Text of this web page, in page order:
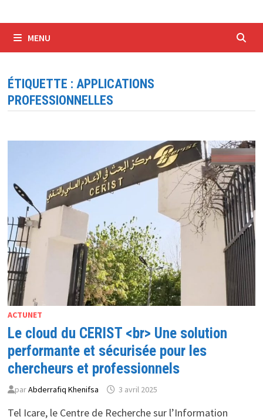
MENU
ÉTIQUETTE : APPLICATIONS
PROFESSIONNELLES
ACTUNET
Le cloud du CERIST <br> Une solution
performante et sécurisée pour les
chercheurs et professionnels
parAbderrafiq Khenifsa 3 avril 2025
Tel Icare, le Centre de Recherche sur l’Information